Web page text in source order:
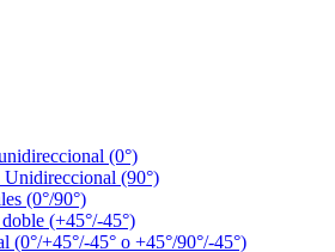
(0°)
Unidireccional (90°)
(0°/90°)
doble (+45°/-45°)
(0°/+45°/-45° o +45°/90°/-45°)